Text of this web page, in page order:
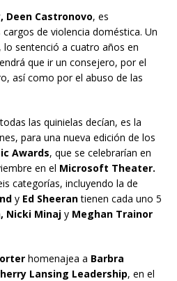
Deen Castronovo, es
de violencia doméstica. Un
, lo sentenció a cuatro años en
que ir un consejero, por el
así como por el abuso de las
las quinielas decían, es la
para una nueva edición de los
Awards, que se celebrarían en
en el Microsoft Theater.
categorías, incluyendo la de
y Ed Sheerantienen cada uno 5
Nicki Minaj y Meghan Trainor
homenajea a Barbra
Lansing Leadership, en el